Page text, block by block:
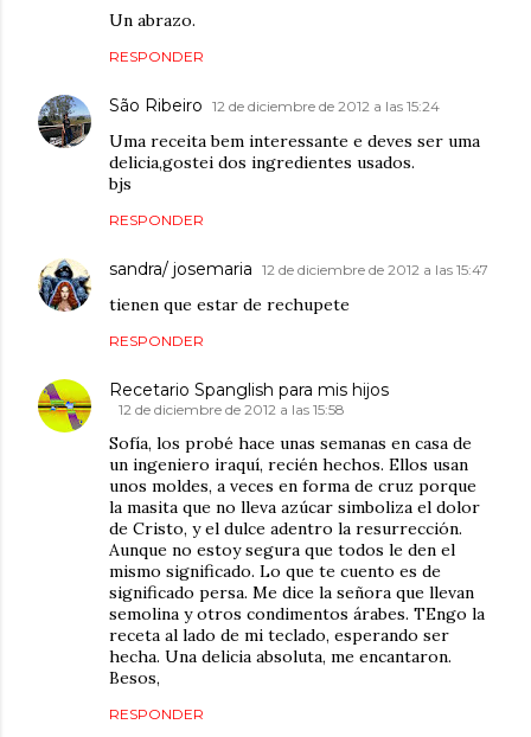
Un abrazo.
RESPONDER
São Ribeiro 12 de diciembre de 2012 a las 15:24
Uma receita bem interessante e deves ser uma
delicia,gostei dos ingredientes usados.
bjs
RESPONDER
sandra/ josemaria 12 de diciembre de 2012 a las 15:47
tienen que estar de rechupete
RESPONDER
Recetario Spanglish para mis hijos
12 de diciembre de 2012 a las 15:58
Sofía, los probé hace unas semanas en casa de
un ingeniero iraquí, recién hechos. Ellos usan
unos moldes, a veces en forma de cruz porque
la masita que no lleva azúcar simboliza el dolor
de Cristo, y el dulce adentro la resurrección.
Aunque no estoy segura que todos le den el
mismo significado. Lo que te cuento es de
significado persa. Me dice la señora que llevan
semolina y otros condimentos árabes. TEngo la
receta al lado de mi teclado, esperando ser
hecha. Una delicia absoluta, me encantaron.
Besos,
RESPONDER